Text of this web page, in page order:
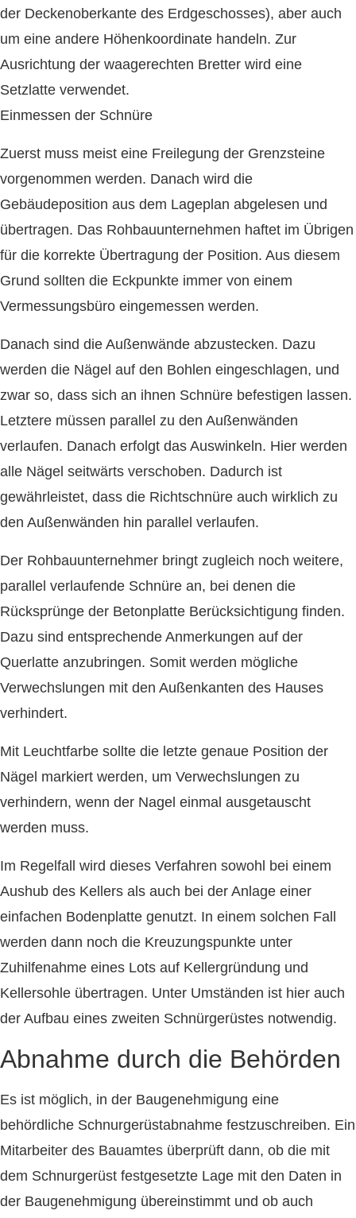
der Deckenoberkante des Erdgeschosses), aber auch
um eine andere Höhenkoordinate handeln. Zur
Ausrichtung der waagerechten Bretter wird eine
Setzlatte verwendet.
Einmessen der Schnüre
Zuerst muss meist eine Freilegung der Grenzsteine
vorgenommen werden. Danach wird die
Gebäudeposition aus dem Lageplan abgelesen und
übertragen. Das Rohbauunternehmen haftet im Übrigen
für die korrekte Übertragung der Position. Aus diesem
Grund sollten die Eckpunkte immer von einem
Vermessungsbüro eingemessen werden.
Danach sind die Außenwände abzustecken. Dazu
werden die Nägel auf den Bohlen eingeschlagen, und
zwar so, dass sich an ihnen Schnüre befestigen lassen.
Letztere müssen parallel zu den Außenwänden
verlaufen. Danach erfolgt das Auswinkeln. Hier werden
alle Nägel seitwärts verschoben. Dadurch ist
gewährleistet, dass die Richtschnüre auch wirklich zu
den Außenwänden hin parallel verlaufen.
Der Rohbauunternehmer bringt zugleich noch weitere,
parallel verlaufende Schnüre an, bei denen die
Rücksprünge der Betonplatte Berücksichtigung finden.
Dazu sind entsprechende Anmerkungen auf der
Querlatte anzubringen. Somit werden mögliche
Verwechslungen mit den Außenkanten des Hauses
verhindert.
Mit Leuchtfarbe sollte die letzte genaue Position der
Nägel markiert werden, um Verwechslungen zu
verhindern, wenn der Nagel einmal ausgetauscht
werden muss.
Im Regelfall wird dieses Verfahren sowohl bei einem
Aushub des Kellers als auch bei der Anlage einer
einfachen Bodenplatte genutzt. In einem solchen Fall
werden dann noch die Kreuzungspunkte unter
Zuhilfenahme eines Lots auf Kellergründung und
Kellersohle übertragen. Unter Umständen ist hier auch
der Aufbau eines zweiten Schnürgerüstes notwendig.
Abnahme durch die Behörden
Es ist möglich, in der Baugenehmigung eine
behördliche Schnurgerüstabnahme festzuschreiben. Ein
Mitarbeiter des Bauamtes überprüft dann, ob die mit
dem Schnurgerüst festgesetzte Lage mit den Daten in
der Baugenehmigung übereinstimmt und ob auch